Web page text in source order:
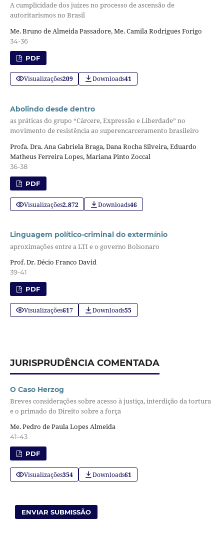
A cumplicidade dos juízes no processo de ascensão de
autoritarismos no Brasil
Me. Bruno de Almeida Passadore, Me. Camila Rodrigues Forigo
34-36
PDF
Visualizações209 Downloads41
Abolindo desde dentro
as práticas do grupo “Cárcere, Expressão e Liberdade” no
movimento de resistência ao superencarceramento brasileiro
Profa. Dra. Ana Gabriela Braga, Dana Rocha Silveira, Eduardo
Matheus Ferreira Lopes, Mariana Pinto Zoccal
36-38
PDF
Visualizações2.872 Downloads46
Linguagem político-criminal do extermínio
aproximações entre a LTI e o governo Bolsonaro
Prof. Dr. Décio Franco David
39-41
PDF
Visualizações617 Downloads55
JURISPRUDÊNCIA COMENTADA
O Caso Herzog
Breves considerações sobre acesso à justiça, interdição da tortura
e o primado do Direito sobre a força
Me. Pedro de Paula Lopes Almeida
41-43
PDF
Visualizações354 Downloads61
ENVIAR SUBMISSÃO